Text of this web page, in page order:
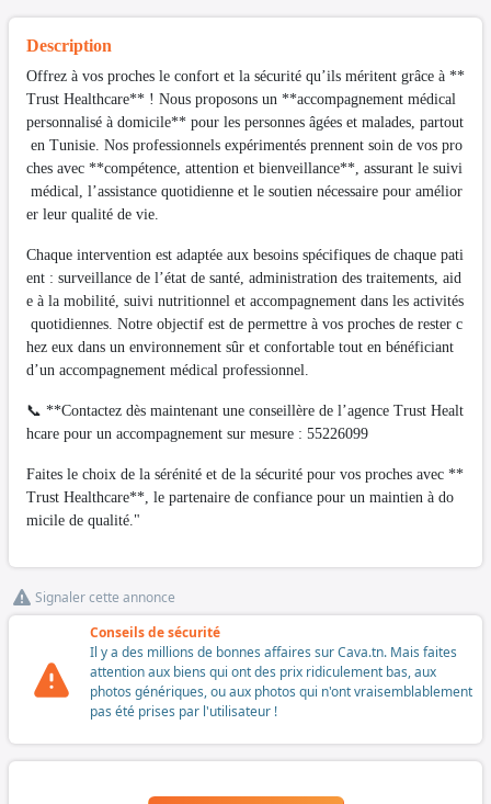
Description
Offrez à vos proches le confort et la sécurité qu’ils méritent grâce à **
Trust Healthcare** ! Nous proposons un **accompagnement médical
personnalisé à domicile** pour les personnes âgées et malades, partout
en Tunisie. Nos professionnels expérimentés prennent soin de vos pro
ches avec **compétence, attention et bienveillance**, assurant le suivi
médical, l’assistance quotidienne et le soutien nécessaire pour amélior
er leur qualité de vie.
Chaque intervention est adaptée aux besoins spécifiques de chaque pati
ent : surveillance de l’état de santé, administration des traitements, aid
e à la mobilité, suivi nutritionnel et accompagnement dans les activités
quotidiennes. Notre objectif est de permettre à vos proches de rester c
hez eux dans un environnement sûr et confortable tout en bénéficiant
d’un accompagnement médical professionnel.
📞 **Contactez dès maintenant une conseillère de l’agence Trust Healt
hcare pour un accompagnement sur mesure : 55226099
Faites le choix de la sérénité et de la sécurité pour vos proches avec **
Trust Healthcare**, le partenaire de confiance pour un maintien à do
micile de qualité."
Signaler cette annonce
Conseils de sécurité
Il y a des millions de bonnes affaires sur Cava.tn. Mais faites
attention aux biens qui ont des prix ridiculement bas, aux
photos génériques, ou aux photos qui n'ont vraisemblablement
pas été prises par l'utilisateur !